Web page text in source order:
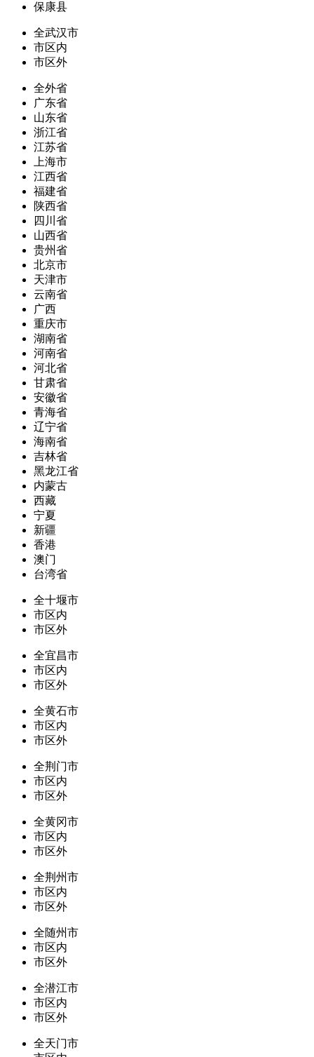
保康县
全武汉市
市区内
市区外
全外省
广东省
山东省
浙江省
江苏省
上海市
江西省
福建省
陕西省
四川省
山西省
贵州省
北京市
天津市
云南省
广西
重庆市
湖南省
河南省
河北省
甘肃省
安徽省
青海省
辽宁省
海南省
吉林省
黑龙江省
内蒙古
西藏
宁夏
新疆
香港
澳门
台湾省
全十堰市
市区内
市区外
全宜昌市
市区内
市区外
全黄石市
市区内
市区外
全荆门市
市区内
市区外
全黄冈市
市区内
市区外
全荆州市
市区内
市区外
全随州市
市区内
市区外
全潜江市
市区内
市区外
全天门市